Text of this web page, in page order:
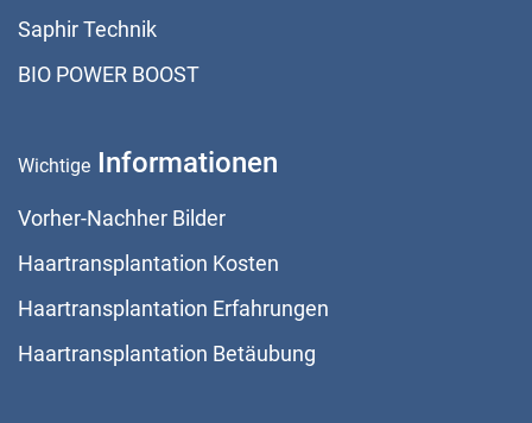
Saphir Technik
BIO POWER BOOST
Wichtige Informationen
Vorher-Nachher Bilder
Haartransplantation Kosten
Haartransplantation Erfahrungen
Haartransplantation Betäubung